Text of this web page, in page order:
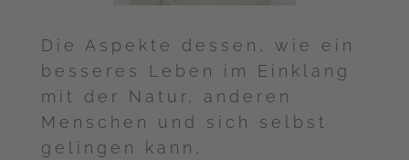
Die Aspekte dessen, wie ein
besseres Leben im Einklang
mit der Natur, anderen
Menschen und sich selbst
gelingen kann,